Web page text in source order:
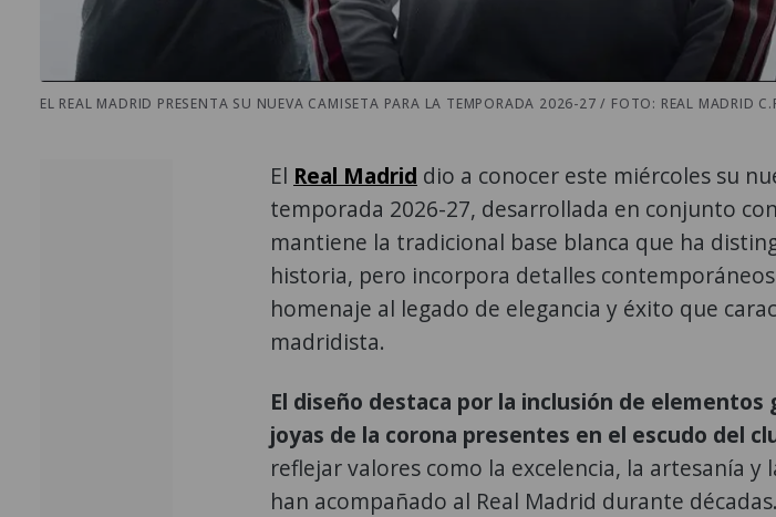
EL REAL MADRID PRESENTA SU NUEVA CAMISETA PARA LA TEMPORADA 2026-27 / FOTO: REAL MADRID
El Real Madrid dio a conocer este miércoles su
temporada 2026-27, desarrollada en conjunto con
mantiene la tradicional base blanca que ha
historia, pero incorpora detalles
homenaje al legado de elegancia y éxito que
madridista.
El diseño destaca por la inclusión de elementos
joyas de la corona presentes en el escudo del
reflejar valores como la excelencia, la artesanía
han acompañado al Real Madrid durante